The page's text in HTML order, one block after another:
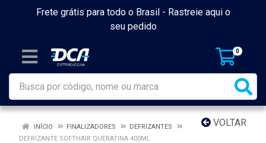
Frete grátis para todo o Brasil - Rastreie aqui o
seu pedido
0
VOLTAR
INÍCIO FINALIZADORES
DEFRIZANTES
DEFRIZANTE SOFTHAIR QUERATINA 400ML